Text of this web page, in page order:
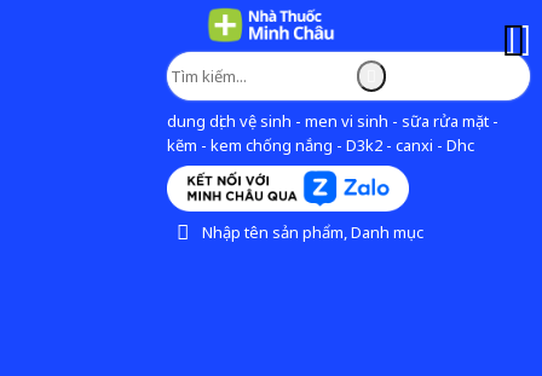
dung dịch vệ sinh - men vi sinh - sữa rửa mặt -
kẽm - kem chống nắng - D3k2 - canxi - Dhc
Nhập tên sản phẩm, Danh mục